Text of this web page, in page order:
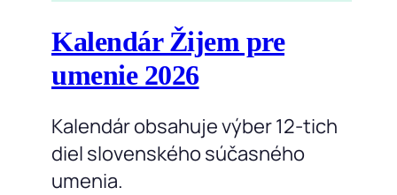
Kalendár Žijem pre
umenie 2026
Kalendár obsahuje výber 12-tich
diel slovenského súčasného
umenia.